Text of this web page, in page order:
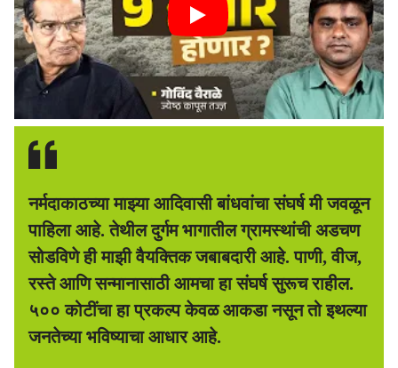
नर्मदाकाठच्या माझ्या आदिवासी बांधवांचा संघर्ष मी जवळून
पाहिला आहे. तेथील दुर्गम भागातील ग्रामस्थांची अडचण
सोडविणे ही माझी वैयक्तिक जबाबदारी आहे. पाणी, वीज,
रस्ते आणि सन्मानासाठी आमचा हा संघर्ष सुरूच राहील.
५०० कोटींचा हा प्रकल्प केवळ आकडा नसून तो इथल्या
जनतेच्या भविष्याचा आधार आहे.